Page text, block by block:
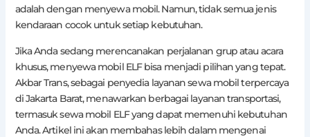
adalah dengan menyewa mobil. Namun, tidak semua jenis
kendaraan cocok untuk setiap kebutuhan.
Jika Anda sedang merencanakan perjalanan grup atau acara
khusus, menyewa mobil ELF bisa menjadi pilihan yang tepat.
Akbar Trans, sebagai penyedia layanan sewa mobil terpercaya
di Jakarta Barat, menawarkan berbagai layanan transportasi,
termasuk sewa mobil ELF yang dapat memenuhi kebutuhan
Anda. Artikel ini akan membahas lebih dalam mengenai